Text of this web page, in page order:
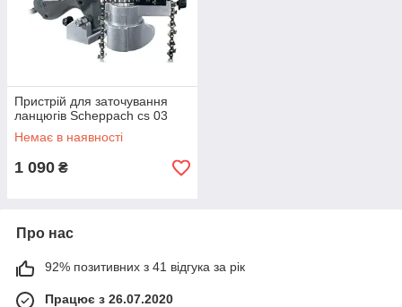
Пристрій для заточування
ланцюгів Scheppach cs 03
Немає в наявності
1 090 ₴
Про нас
92% позитивних з 41 відгука за рік
Працює з 26.07.2020